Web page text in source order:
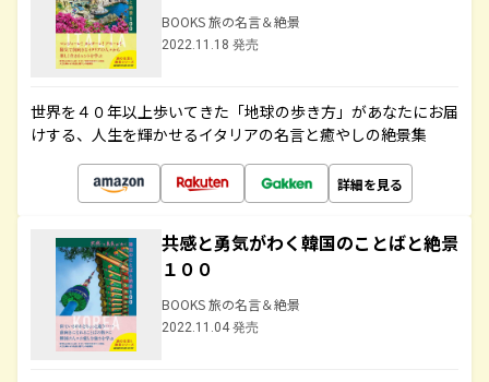
BOOKS 旅の名言＆絶景
2022.11.18 発売
世界を４０年以上歩いてきた「地球の歩き方」があなたにお届
けする、人生を輝かせるイタリアの名言と癒やしの絶景集
詳細を見る
共感と勇気がわく韓国のことばと絶景
１００
BOOKS 旅の名言＆絶景
2022.11.04 発売